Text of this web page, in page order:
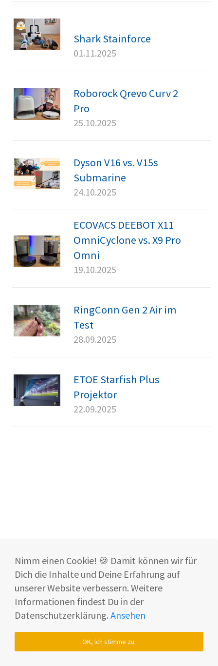
Shark Stainforce
01.11.2025
Roborock Qrevo Curv 2
Pro
25.10.2025
Dyson V16 vs. V15s
Submarine
24.10.2025
ECOVACS DEEBOT X11
OmniCyclone vs. X9 Pro
Omni
19.10.2025
RingConn Gen 2 Air im
Test
28.09.2025
ETOE Starfish Plus
Projektor
22.09.2025
Dyson V16 Piston Animal
16.10.2025
Nimm einen Cookie! 🍪 Damit können wir für
Dich die Inhalte und Deine Erfahrung auf
unserer Website verbessern. Weitere
Informationen findest Du in der
Datenschutzerklärung. Ansehen
OK, ich stimme zu.